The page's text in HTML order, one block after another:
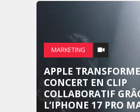
MARKETING
APPLE
CONCERT EN CLIP
COLLABORATIF
L’IPHONE 17 PRO